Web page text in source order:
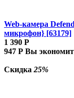
Web-камера
микрофон} [63179]
1 390 Р
947 Р Вы
Скидка 25%